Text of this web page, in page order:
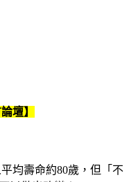
壇】
均壽命約80歲，但「不